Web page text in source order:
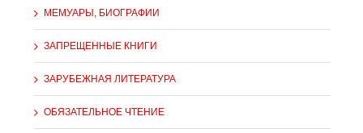
МЕМУАРЫ, БИОГРАФИИ
ЗАПРЕЩЕННЫЕ КНИГИ
ЗАРУБЕЖНАЯ ЛИТЕРАТУРА
ОБЯЗАТЕЛЬНОЕ ЧТЕНИЕ